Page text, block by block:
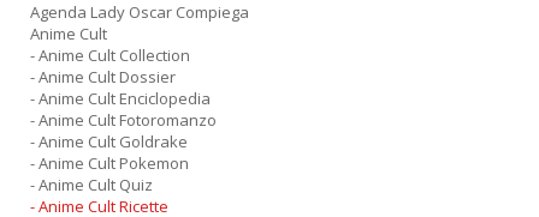
Agenda Lady Oscar Compiega
Anime Cult
- Anime Cult Collection
- Anime Cult Dossier
- Anime Cult Enciclopedia
- Anime Cult Fotoromanzo
- Anime Cult Goldrake
- Anime Cult Pokemon
- Anime Cult Quiz
- Anime Cult Ricette